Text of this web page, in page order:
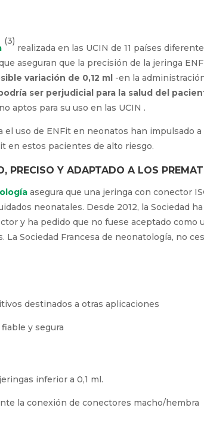
(3)
realizada en las UCIN de 11 países
aseguran que la precisión de la jeringa
variación de 0,12 ml -en la
ser perjudicial para la salud del
aptos para su uso en las UCIN .
uso de ENFit en neonatos han impulsado
en estos pacientes de alto riesgo.
PRECISO Y ADAPTADO A LOS
asegura que una jeringa con conector
neonatales. Desde 2012, la Sociedad
y ha pedido que no fuese aceptado como
La Sociedad Francesa de neonatología, no
destinados a otras aplicaciones
y segura
inferior a 0,1 ml.
la conexión de conectores macho/hembra